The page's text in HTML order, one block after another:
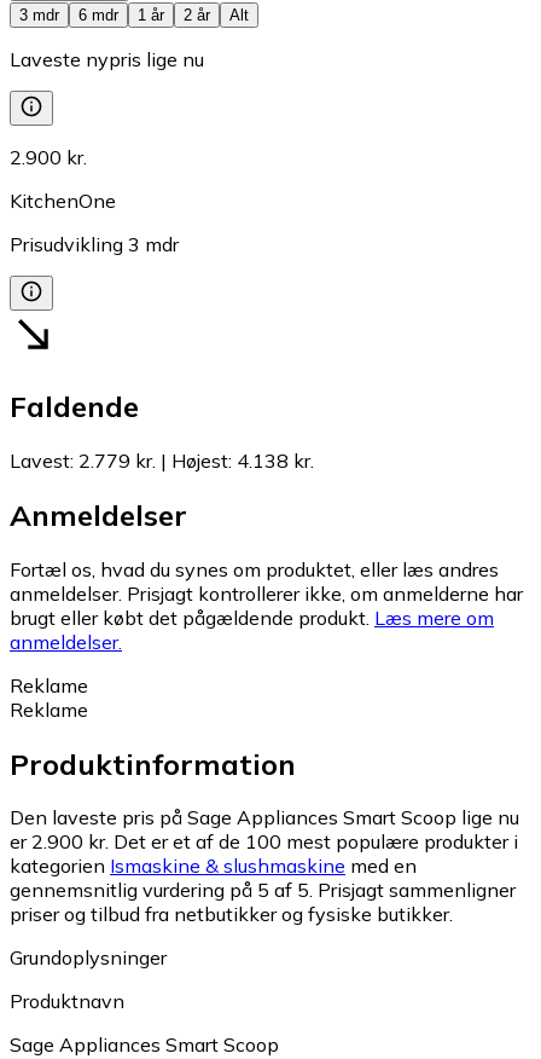
3 mdr
6 mdr 1 år 2 år Alt
Laveste nypris lige nu
2.900 kr.
KitchenOne
Prisudvikling 3 mdr
Faldende
Lavest: 2.779 kr. | Højest: 4.138 kr.
Anmeldelser
Fortæl os, hvad du synes om produktet, eller læs andres
anmeldelser. Prisjagt kontrollerer ikke, om anmelderne har
brugt eller købt det pågældende produkt. Læs mere om
anmeldelser.
Reklame
Reklame
Produktinformation
Den laveste pris på Sage Appliances Smart Scoop lige nu
er 2.900 kr. Det er et af de 100 mest populære produkter i
kategorien Ismaskine & slushmaskine med en
gennemsnitlig vurdering på 5 af 5. Prisjagt sammenligner
priser og tilbud fra netbutikker og fysiske butikker.
Grundoplysninger
Produktnavn
Sage Appliances Smart Scoop